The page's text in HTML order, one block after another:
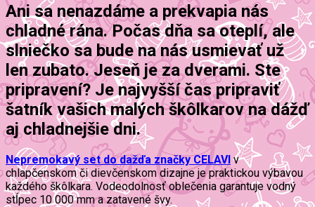
Ani sa nenazdáme a prekvapia nás
chladné rána. Počas dňa sa oteplí, ale
slniečko sa bude na nás usmievať už
len zubato. Jeseň je za dverami. Ste
pripravení? Je najvyšší čas pripraviť
šatník vašich malých škôlkarov na dážď
aj chladnejšie dni.
Nepremokavý set do dažďa značky CELAVIv
chlapčenskom či dievčenskom dizajne je praktickou výbavou
každého škôlkara. Vodeodolnosť oblečenia garantuje vodný
stĺpec 10 000 mm a zatavené švy.